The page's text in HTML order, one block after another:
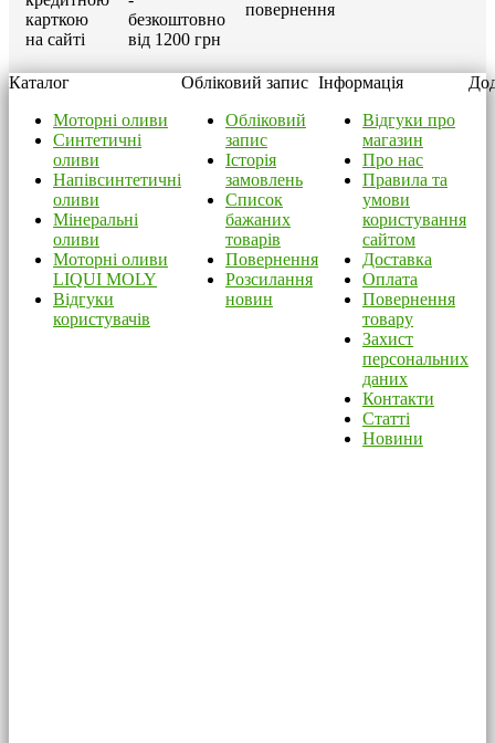
карткою
на сайті
безкоштовно
від 1200 грн
повернення
Каталог
Моторні оливи
Синтетичні
оливи
Напівсинтетичні
оливи
Мінеральні
оливи
Моторні оливи
LIQUI MOLY
Відгуки
користувачів
Обліковий запис
Обліковий
запис
Історія
замовлень
Список
бажаних
товарів
Повернення
Розсилання
новин
Інформація
Відгуки про
магазин
Про нас
Правила та
умови
користування
сайтом
Доставка
Оплата
Повернення
товару
Захист
персональних
даних
Контакти
Статті
Новини